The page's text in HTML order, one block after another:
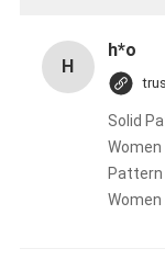
H
h*o
Solid
Women
Pattern
Women